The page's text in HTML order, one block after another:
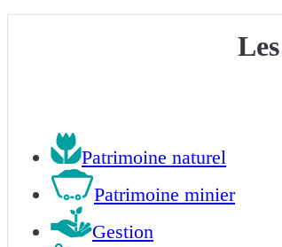
Patrimoine naturel
Patrimoine minier
Gestion